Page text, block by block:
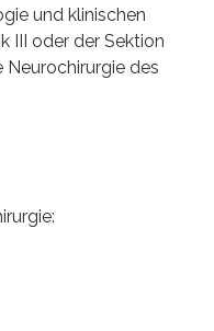
und klinischen
III oder der Sektion
des